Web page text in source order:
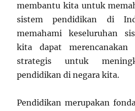
membantu kita untuk
sistem pendidikan di
memahami keseluruhan
kita dapat merencanakan
strategis untuk
pendidikan di negara kita.
Pendidikan merupakan